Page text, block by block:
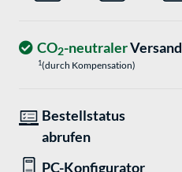
CO2-neutralerVersand
1(durch Kompensation)
Bestellstatus
abrufen
PC-Konfigurator